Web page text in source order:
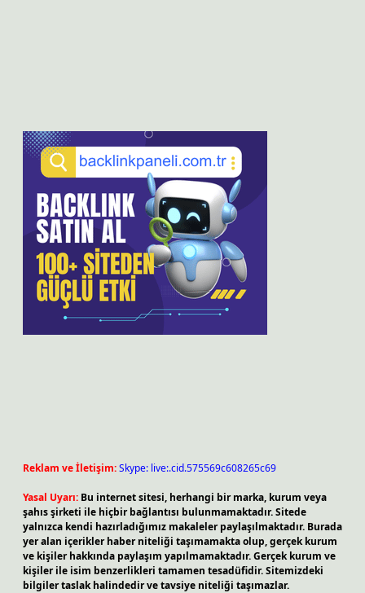
Reklam ve İletişim:Skype: live:.cid.575569c608265c69
Yasal Uyarı: Bu internet sitesi, herhangi bir marka, kurum veya
şahıs şirketi ile hiçbir bağlantısı bulunmamaktadır. Sitede
yalnızca kendi hazırladığımız makaleler paylaşılmaktadır. Burada
yer alan içerikler haber niteliği taşımamakta olup, gerçek kurum
ve kişiler hakkında paylaşım yapılmamaktadır. Gerçek kurum ve
kişiler ile isim benzerlikleri tamamen tesadüfidir. Sitemizdeki
bilgiler taslak halindedir ve tavsiye niteliği taşımazlar.